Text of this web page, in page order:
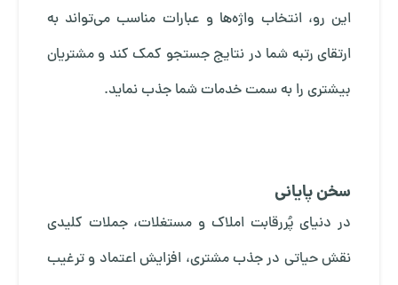
این رو، انتخاب واژه‌ها و عبارات مناسب می‌تواند به
ارتقای رتبه شما در نتایج جستجو کمک کند و مشتریان
بیشتری را به سمت خدمات شما جذب نماید.
سخن پایانی
در دنیای پُررقابت املاک و مستغلات، جملات کلیدی
نقش حیاتی در جذب مشتری، افزایش اعتماد و ترغیب